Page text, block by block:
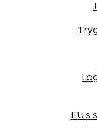
EU:s